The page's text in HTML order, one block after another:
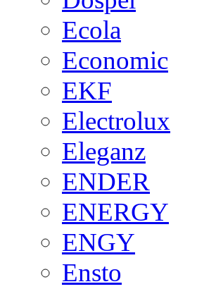
Ecola
Economic
EKF
Electrolux
Eleganz
ENDER
ENERGY
ENGY
Ensto